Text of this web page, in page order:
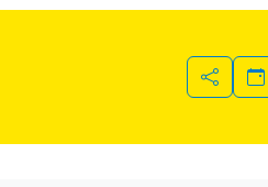
Teilen